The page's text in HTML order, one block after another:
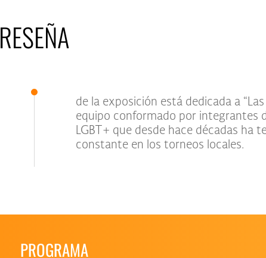
RESEÑA
constante en los torneos locales.
PROGRAMA